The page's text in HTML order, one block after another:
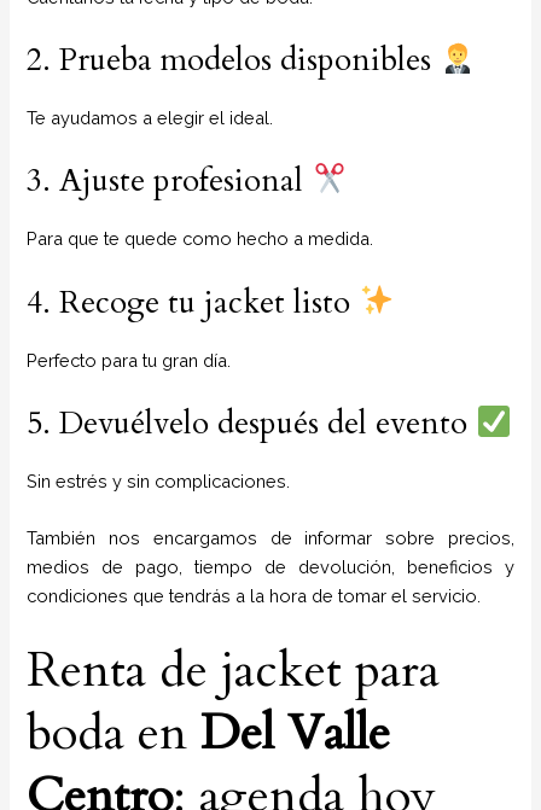
2. Prueba modelos disponibles
Te ayudamos a elegir el ideal.
3. Ajuste profesional
Para que te quede como hecho a medida.
4. Recoge tu jacket listo
Perfecto para tu gran día.
5. Devuélvelo después del evento
Sin estrés y sin complicaciones.
También nos encargamos de informar sobre precios,
medios de pago, tiempo de devolución, beneficios y
condiciones que tendrás a la hora de tomar el servicio.
Renta de jacket para
boda enDel Valle
Centro: agenda hoy